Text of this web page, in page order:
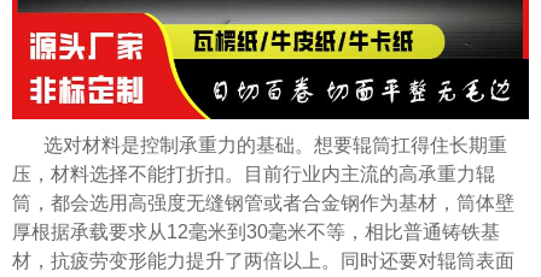
选对材料是控制承重力的基础。想要辊筒扛得住长期重
压，材料选择不能打折扣。目前行业内主流的高承重力辊
筒，都会选用高强度无缝钢管或者合金钢作为基材，筒体壁
厚根据承载要求从12毫米到30毫米不等，相比普通铸铁基
材，抗疲劳变形能力提升了两倍以上。同时还要对辊筒表面